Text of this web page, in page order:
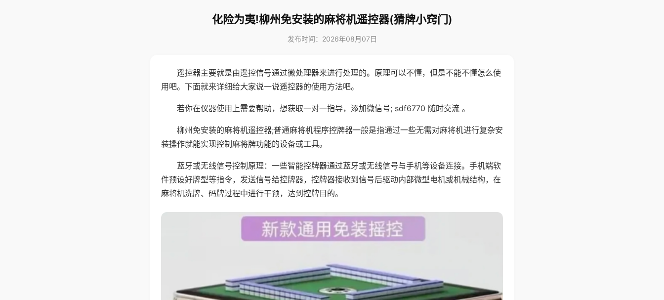
化险为夷!柳州免安装的麻将机遥控器(猜牌小窍门)
发布时间：2026年08月07日
遥控器主要就是由遥控信号通过微处理器来进行处理的。原理可以不懂，但是不能不懂怎么使
用吧。下面就来详细给大家说一说遥控器的使用方法吧。
若你在仪器使用上需要帮助，想获取一对一指导，添加微信号; sdf6770 随时交流 。
柳州免安装的麻将机遥控器;普通麻将机程序控牌器一般是指通过一些无需对麻将机进行复杂安
装操作就能实现控制麻将牌功能的设备或工具。
蓝牙或无线信号控制原理：一些智能控牌器通过蓝牙或无线信号与手机等设备连接。手机端软
件预设好牌型等指令，发送信号给控牌器，控牌器接收到信号后驱动内部微型电机或机械结构，在
麻将机洗牌、码牌过程中进行干预，达到控牌目的。